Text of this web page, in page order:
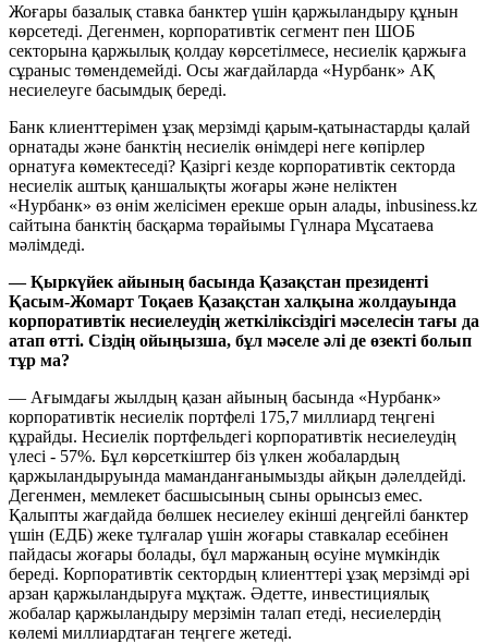
Жоғары базалық ставка банктер үшін қаржыландыру құнын
көрсетеді. Дегенмен, корпоративтік сегмент пен ШОБ
секторына қаржылық қолдау көрсетілмесе, несиелік қаржыға
сұраныс төмендемейді. Осы жағдайларда «Нурбанк» АҚ
несиелеуге басымдық береді.
Банк клиенттерімен ұзақ мерзімді қарым-қатынастарды қалай
орнатады және банктің несиелік өнімдері неге көпірлер
орнатуға көмектеседі? Қазіргі кезде корпоративтік секторда
несиелік аштық қаншалықты жоғары және неліктен
«Нурбанк» өз өнім желісімен ерекше орын алады, inbusiness.kz
сайтына банктің басқарма төрайымы Гүлнара Мұсатаева
мәлімдеді.
— Қыркүйек айының басында Қазақстан президенті
Қасым-Жомарт Тоқаев Қазақстан халқына жолдауында
корпоративтік несиелеудің жеткіліксіздігі мәселесін тағы да
атап өтті. Сіздің ойыңызша, бұл мәселе әлі де өзекті болып
тұр ма?
— Ағымдағы жылдың қазан айының басында «Нурбанк»
корпоративтік несиелік портфелі 175,7 миллиард теңгені
құрайды. Несиелік портфельдегі корпоративтік несиелеудің
үлесі - 57%. Бұл көрсеткіштер біз үлкен жобалардың
қаржыландыруында маманданғанымызды айқын дәлелдейді.
Дегенмен, мемлекет басшысының сыны орынсыз емес.
Қалыпты жағдайда бөлшек несиелеу екінші деңгейлі банктер
үшін (ЕДБ) жеке тұлғалар үшін жоғары ставкалар есебінен
пайдасы жоғары болады, бұл маржаның өсуіне мүмкіндік
береді. Корпоративтік сектордың клиенттері ұзақ мерзімді әрі
арзан қаржыландыруға мұқтаж. Әдетте, инвестициялық
жобалар қаржыландыру мерзімін талап етеді, несиелердің
көлемі миллиардтаған теңгеге жетеді.